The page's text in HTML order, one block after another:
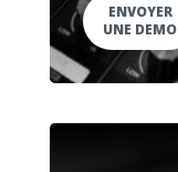
ENVOYER
UNE DEMO